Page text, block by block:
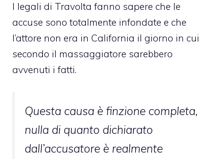
I legali di Travolta fanno sapere che le
accuse sono totalmente infondate e che
l’attore non era in California il giorno in cui
secondo il massaggiatore sarebbero
avvenuti i fatti.
Questa causa è finzione completa,
nulla di quanto dichiarato
dall’accusatore è realmente